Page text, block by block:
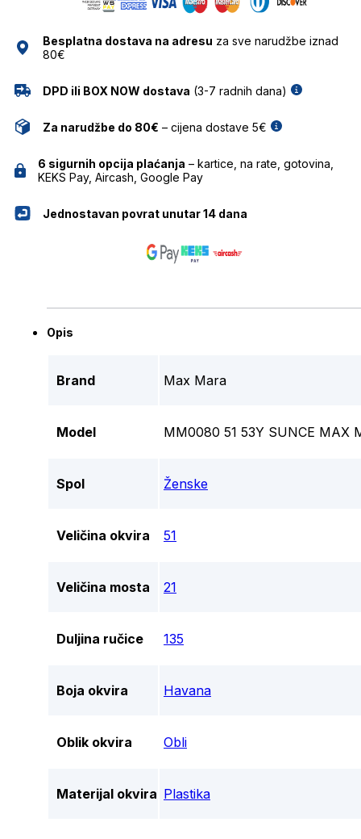
Besplatna dostava na adresu za sve narudžbe iznad
80€
DPD ili BOX NOW dostava (3-7 radnih dana)
Za narudžbe do 80€ – cijena dostave 5€
6 sigurnih opcija plaćanja – kartice, na rate, gotovina,
KEKS Pay, Aircash, Google Pay
Jednostavan povrat unutar 14 dana
Opis
Brand Max Mara
Model MM0080 51 53Y SUNCE MAX
Spol Ženske
Veličina okvira 51
Veličina mosta 21
Duljina ručice 135
Boja okvira Havana
Oblik okvira Obli
Materijal okvira Plastika